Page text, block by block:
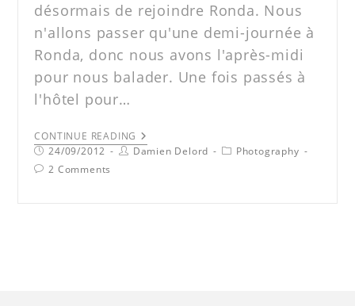
désormais de rejoindre Ronda. Nous
n'allons passer qu'une demi-journée à
Ronda, donc nous avons l'après-midi
pour nous balader. Une fois passés à
l'hôtel pour…
CONTINUE READING
24/09/2012
Damien Delord
Photography
2 Comments